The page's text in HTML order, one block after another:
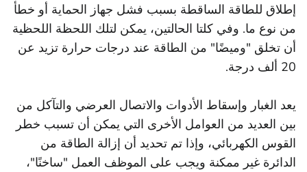
إطلاق للطاقة الساقطة بسبب فشل جهاز الحماية أو خطأ
من نوع ما. وفي كلتا الحالتين، يمكن لتلك اللحظة اللحظية
أن تخلق "وميضًا" من الطاقة عند درجات حرارة تزيد عن
20 ألف درجة.
يعد الغبار وإسقاط الأدوات والاتصال العرضي والتآكل من
بين العديد من العوامل الأخرى التي يمكن أن تسبب خطر
القوس الكهربائي، وإذا تم تحديد أن إزالة الطاقة من
الدائرة غير ممكنة ويجب على الموظف العمل "ساخنًا"،